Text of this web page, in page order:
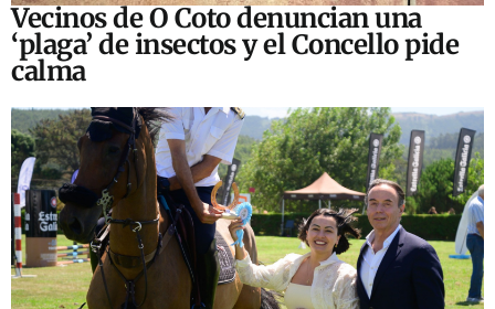
Vecinos de O Coto denuncian una
‘plaga’ de insectos y el Concello pide
calma